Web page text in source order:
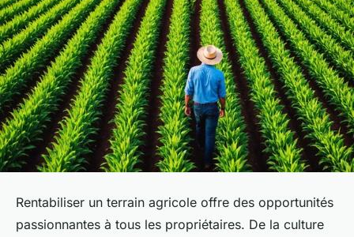
Rentabiliser un terrain agricole offre des opportunités
passionnantes à tous les propriétaires. De la culture